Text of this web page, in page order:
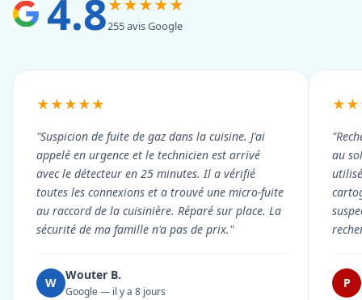
4.8★★★★★
255 avis Google
★★★★★
"Suspicion de fuite de gaz dans la cuisine. J'ai
appelé en urgence et le technicien est arrivé
avec le détecteur en 25 minutes. Il a vérifié
toutes les connexions et a trouvé une micro-fuite
au raccord de la cuisinière. Réparé sur place. La
sécurité de ma famille n'a pas de prix."
W
Wouter B.
Google — il y a 8 jours
au
P